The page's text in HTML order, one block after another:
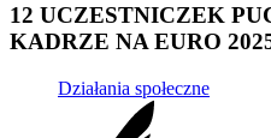
12 UCZESTNICZEK
KADRZE NA EURO
Działania społeczne